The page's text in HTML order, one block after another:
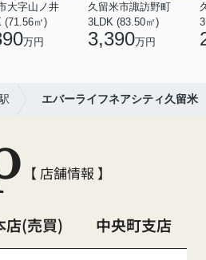
大字山ノ井
(71.56㎡)
万円
久留米市諏訪野町
3LDK (83.50㎡)
3,390万円
エバーライフネアシティ久留米
【 店舗情報 】
店(売買) 中央町支店